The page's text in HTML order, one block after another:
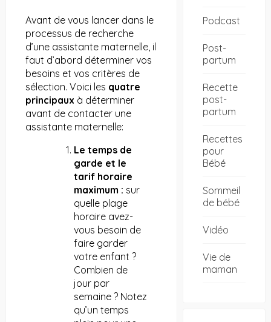
Avant de vous lancer dans le
processus de recherche
d’une assistante maternelle, il
faut d’abord déterminer vos
besoins et vos critères de
sélection. Voici les quatre
principaux à déterminer
avant de contacter une
assistante maternelle:
Le temps de
garde et le
tarif horaire
maximum : sur
quelle plage
horaire avez-
vous besoin de
faire garder
votre enfant ?
Combien de
jour par
semaine ? Notez
qu’un temps
Podcast
Post-
partum
Recette
post-
partum
Recettes
pour
Bébé
Sommeil
de bébé
Vidéo
Vie de
maman